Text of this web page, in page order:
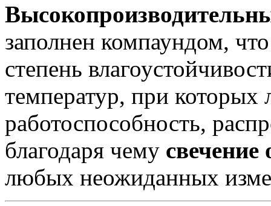
заполнен компаундом,
степень
температур, при которых
работоспособность,
благодаря чему свечение
любых неожиданных